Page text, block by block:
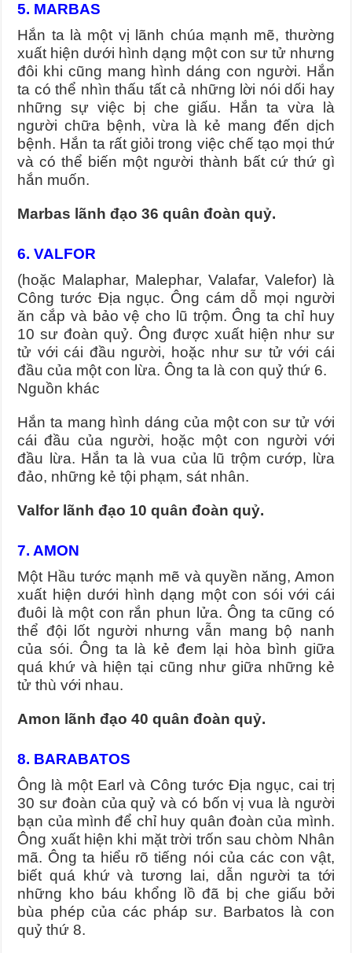
5. MARBAS
Hắn ta là một vị lãnh chúa mạnh mẽ, thường
xuất hiện dưới hình dạng một con sư tử nhưng
đôi khi cũng mang hình dáng con người. Hắn
ta có thể nhìn thấu tất cả những lời nói dối hay
những sự việc bị che giấu. Hắn ta vừa là
người chữa bệnh, vừa là kẻ mang đến dịch
bệnh. Hắn ta rất giỏi trong việc chế tạo mọi thứ
và có thể biến một người thành bất cứ thứ gì
hắn muốn.
Marbas lãnh đạo 36 quân đoàn quỷ.
6. VALFOR
(hoặc Malaphar, Malephar, Valafar, Valefor) là
Công tước Địa ngục. Ông cám dỗ mọi người
ăn cắp và bảo vệ cho lũ trộm. Ông ta chỉ huy
10 sư đoàn quỷ. Ông được xuất hiện như sư
tử với cái đầu người, hoặc như sư tử với cái
đầu của một con lừa. Ông ta là con quỷ thứ 6.
Nguồn khác
Hắn ta mang hình dáng của một con sư tử với
cái đầu của người, hoặc một con người với
đầu lừa. Hắn ta là vua của lũ trộm cướp, lừa
đảo, những kẻ tội phạm, sát nhân.
Valfor lãnh đạo 10 quân đoàn quỷ.
7. AMON
Một Hầu tước mạnh mẽ và quyền năng, Amon
xuất hiện dưới hình dạng một con sói với cái
đuôi là một con rắn phun lửa. Ông ta cũng có
thể đội lốt người nhưng vẫn mang bộ nanh
của sói. Ông ta là kẻ đem lại hòa bình giữa
quá khứ và hiện tại cũng như giữa những kẻ
tử thù với nhau.
Amon lãnh đạo 40 quân đoàn quỷ.
8. BARABATOS
Ông là một Earl và Công tước Địa ngục, cai trị
30 sư đoàn của quỷ và có bốn vị vua là người
bạn của mình để chỉ huy quân đoàn của mình.
Ông xuất hiện khi mặt trời trốn sau chòm Nhân
mã. Ông ta hiểu rõ tiếng nói của các con vật,
biết quá khứ và tương lai, dẫn người ta tới
những kho báu khổng lồ đã bị che giấu bởi
bùa phép của các pháp sư. Barbatos là con
quỷ thứ 8.